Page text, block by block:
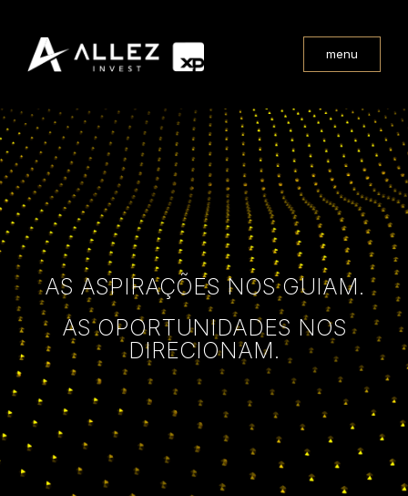
menu
AS ASPIRAÇÕES NOS GUIAM.
AS OPORTUNIDADES NOS
DIRECIONAM.